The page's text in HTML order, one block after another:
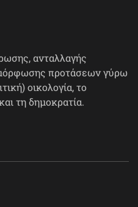
ανταλλαγής
προτάσεων γύρω
οικολογία, το
τη δημοκρατία.